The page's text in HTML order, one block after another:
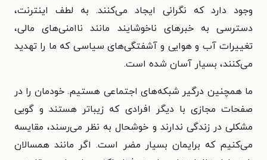
وجود دارد که نگرانی ایجاد می‌کنند. به لطف اینترنت،
دسترسی به خبرهای ناخوشایند مانند ناامنی‌های مالی،
تغییرات آب و هوایی و آشفتگی‌های سیاسی که ما را تهدید
می‌کنند، بسیار آسان شده است.
ما همچنین درگیر شبکه‌های اجتماعی هستیم. خودمان را در
صفحات مجازی با دیگر افرادی که زیباتر هستند و گویی
مشکلی در زندگی ندارند و خوشحال به نظر می‌رسند، مقایسه
می‌کنیم که برایمان بسیار مضر است. اگر مانند همسالان